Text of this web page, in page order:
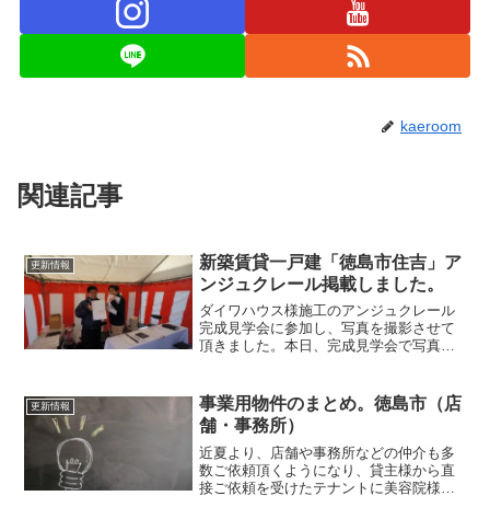
kaeroom
関連記事
更新情報
新築賃貸一戸建「徳島市住吉」ア
ンジュクレール掲載しました。
ダイワハウス様施工のアンジュクレール
完成見学会に参加し、写真を撮影させて
頂きました。本日、完成見学会で写真を
ュリティなど安心して快適に暮らせる工
夫がいっぱいの新築一...
更新情報
事業用物件のまとめ。徳島市（店
舗・事務所）
近夏より、店舗や事務所などの仲介も多
数ご依頼頂くようになり、貸主様から直
接ご依頼を受けたテナントに美容院様や